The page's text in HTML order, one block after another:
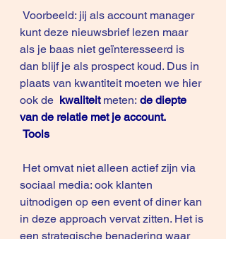
kunt deze nieuwsbrief lezen maar
als je baas niet geïnteresseerd is
dan blijf je als prospect koud. Dus in
plaats van kwantiteit moeten we hier
ook de kwaliteit meten: de diepte
van de relatie met je account.
Tools
sociaal media: ook klanten
uitnodigen op een event of diner kan
in deze approach vervat zitten. Het is
een strategische benadering waar